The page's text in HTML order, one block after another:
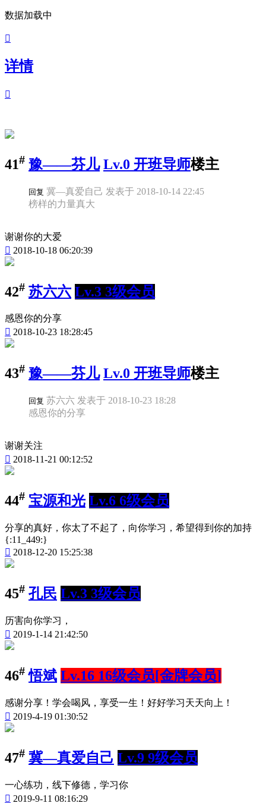
数据加载中

详情

41# 豫——芬儿 Lv.0 开班导师楼主
回复 冀—真爱自己 发表于 2018-10-14 22:45
榜样的力量真大
谢谢你的大爱
 2018-10-18 06:20:39
42# 苏六六 Lv.3 3级会员
感恩你的分享
 2018-10-23 18:28:45
43# 豫——芬儿 Lv.0 开班导师楼主
回复 苏六六 发表于 2018-10-23 18:28
感恩你的分享
谢谢关注
 2018-11-21 00:12:52
44# 宝源和光 Lv.6 6级会员
分享的真好，你太了不起了，向你学习，希望得到你的加持
{:11_449:}
 2018-12-20 15:25:38
45# 孔民 Lv.3 3级会员
历害向你学习，
 2019-1-14 21:42:50
46# 悟斌 Lv.16 16级会员[金牌会员]
感谢分享！学会喝风，享受一生！好好学习天天向上！
 2019-4-19 01:30:52
47# 冀—真爱自己 Lv.9 9级会员
一心练功，线下修德，学习你
 2019-9-11 08:16:29